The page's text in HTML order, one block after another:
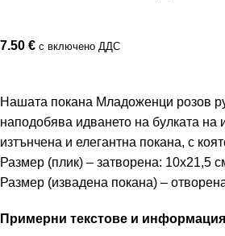
7.50 € с включено ДДС
Нашата покана Mладоженци розов
наподобява идването на булката на
изтънчена и елегантна покана, с
Размер (плик) – затворена: 10х21,5
Размер (извадена покана) –
Примерни текстове и информация